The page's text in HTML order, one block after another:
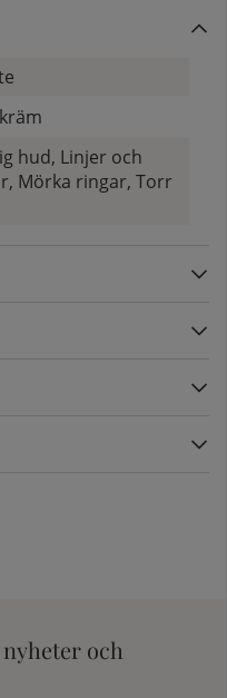
hud, Linjer och
Mörka ringar, Torr
och